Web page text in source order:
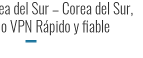
del Sur – Corea del Sur,
VPN Rápido y fiable